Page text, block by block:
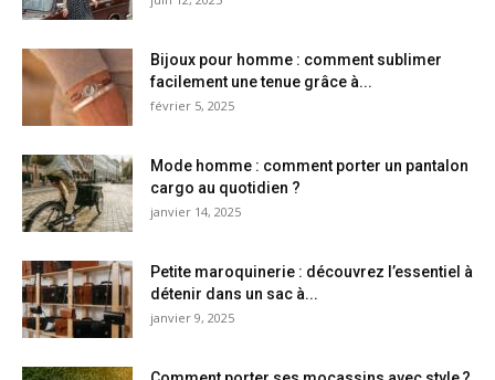
Bijoux pour homme : comment sublimer
facilement une tenue grâce à...
février 5, 2025
Mode homme : comment porter un pantalon
cargo au quotidien ?
janvier 14, 2025
Petite maroquinerie : découvrez l’essentiel à
détenir dans un sac à...
janvier 9, 2025